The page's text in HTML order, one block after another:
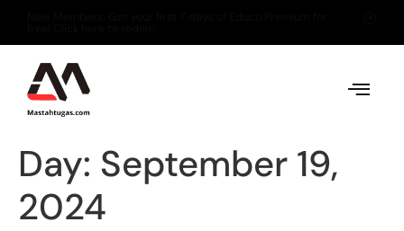
Day: September 19,
2024